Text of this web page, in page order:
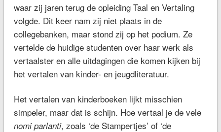
waar zij jaren terug de opleiding Taal en Vertaling
volgde. Dit keer nam zij niet plaats in de
collegebanken, maar stond zij op het podium. Ze
vertelde de huidige studenten over haar werk als
vertaalster en alle uitdagingen die komen kijken bij
het vertalen van kinder- en jeugdliteratuur.
Het vertalen van kinderboeken lijkt misschien
simpeler, maar dat is schijn. Hoe vertaal je de vele
nomi parlanti, zoals ‘de Stampertjes’ of ‘de